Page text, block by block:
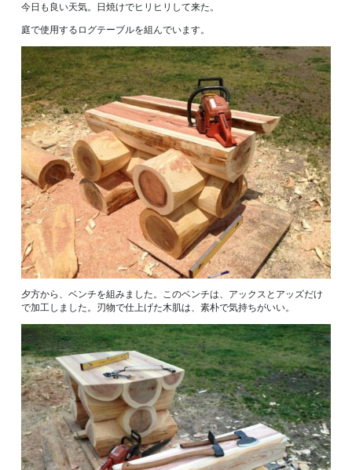
今日も良い天気。日焼けでヒリヒリして来た。
庭で使用するログテーブルを組んでいます。
夕方から、ベンチを組みました。このベンチは、アックスとアッズだけ
で加工しました。刃物で仕上げた木肌は、素朴で気持ちがいい。